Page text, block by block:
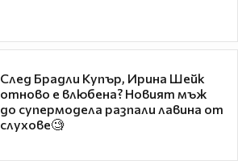
След Брадли Купър, Ирина Шейк
отново е влюбена? Новият мъж
до супермодела разпали лавина от
слухове🧐